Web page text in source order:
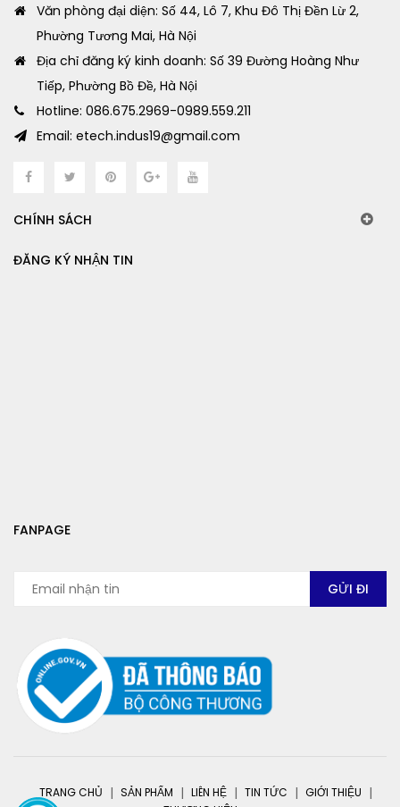
Văn phòng đại diện: Số 44, Lô 7, Khu Đô Thị Đền Lừ 2,
Phường Tương Mai, Hà Nội
Địa chỉ đăng ký kinh doanh: Số 39 Đường Hoàng Như
Tiếp, Phường Bồ Đề, Hà Nội
Hotline: 086.675.2969-0989.559.211
Email: etech.indus19@gmail.com
CHÍNH SÁCH
ĐĂNG KÝ NHẬN TIN
FANPAGE
TRANG CHỦ SẢN PHẨM LIÊN HỆ TIN TỨC
GIỚI THIỆU